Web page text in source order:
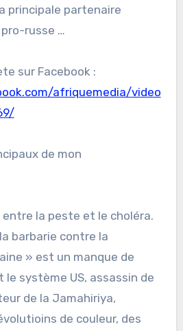
principale partenaire
russe …
sur Facebook :
afriquemedia/video
de mon
entre la peste et le choléra.
barbarie contre la
» est un manque de
le système US, assassin de
de la Jamahiriya,
de couleur, des